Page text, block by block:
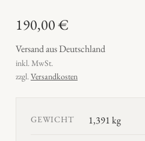
190,00€
Versand aus Deutschland
inkl. MwSt.
zzgl.Versandkosten
GEWICHT 1,391 kg